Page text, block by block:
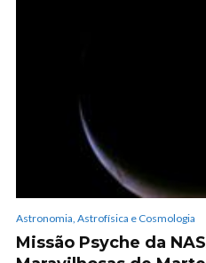
Astronomia, Astrofísica e Cosmologia
Missão Psyche da